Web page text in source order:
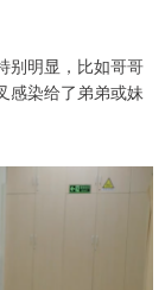
别明显，比如哥哥
感染给了弟弟或妹